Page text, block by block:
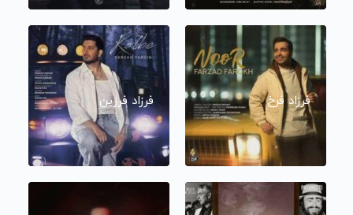
فرزاد فرخ فرزاد فرزین